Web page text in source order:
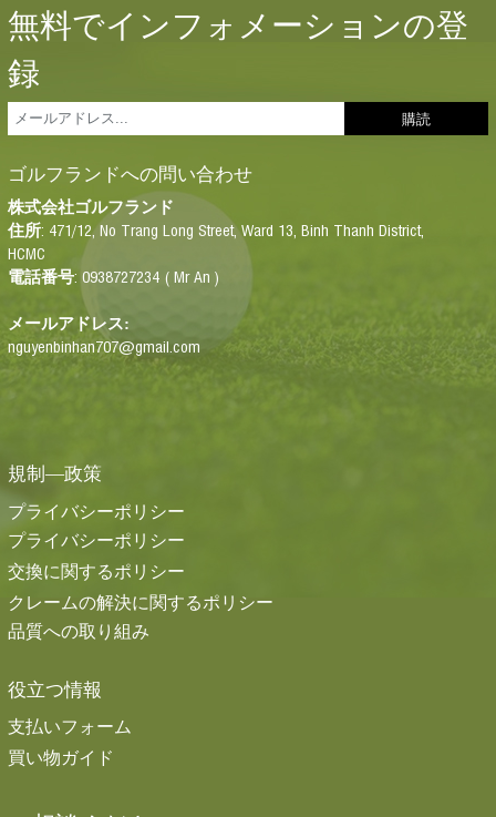
無料でインフォメーションの登
録
ゴルフランドへの問い合わせ
株式会社ゴルフランド
住所: 471/12, No Trang Long Street, Ward 13, Binh Thanh District,
HCMC
電話番号: 0938727234 ( Mr An )
メールアドレス:
nguyenbinhan707@gmail.com
規制―政策
プライバシーポリシー
プライバシーポリシー
交換に関するポリシー
クレームの解決に関するポリシー
品質への取り組み
役立つ情報
支払いフォーム
買い物ガイド